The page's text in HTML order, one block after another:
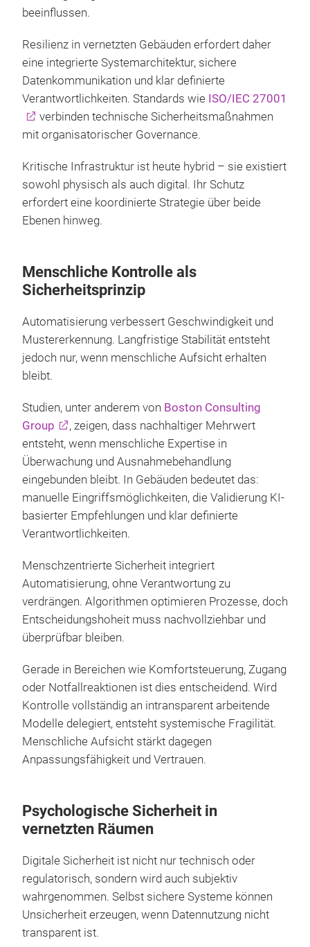
beeinflussen.
Resilienz in vernetzten Gebäuden erfordert daher
eine integrierte Systemarchitektur, sichere
Datenkommunikation und klar definierte
Verantwortlichkeiten. Standards wie ISO/IEC 27001
verbinden technische Sicherheitsmaßnahmen
mit organisatorischer Governance.
Kritische Infrastruktur ist heute hybrid – sie existiert
sowohl physisch als auch digital. Ihr Schutz
erfordert eine koordinierte Strategie über beide
Ebenen hinweg.
Menschliche Kontrolle als
Sicherheitsprinzip
Automatisierung verbessert Geschwindigkeit und
Mustererkennung. Langfristige Stabilität entsteht
jedoch nur, wenn menschliche Aufsicht erhalten
bleibt.
Studien, unter anderem von Boston Consulting
Group
, zeigen, dass nachhaltiger Mehrwert
entsteht, wenn menschliche Expertise in
Überwachung und Ausnahmebehandlung
eingebunden bleibt. In Gebäuden bedeutet das:
manuelle Eingriffsmöglichkeiten, die Validierung KI-
basierter Empfehlungen und klar definierte
Verantwortlichkeiten.
Menschzentrierte Sicherheit integriert
Automatisierung, ohne Verantwortung zu
verdrängen. Algorithmen optimieren Prozesse, doch
Entscheidungshoheit muss nachvollziehbar und
überprüfbar bleiben.
Gerade in Bereichen wie Komfortsteuerung, Zugang
oder Notfallreaktionen ist dies entscheidend. Wird
Kontrolle vollständig an intransparent arbeitende
Modelle delegiert, entsteht systemische Fragilität.
Menschliche Aufsicht stärkt dagegen
Anpassungsfähigkeit und Vertrauen.
Psychologische Sicherheit in
vernetzten Räumen
Digitale Sicherheit ist nicht nur technisch oder
regulatorisch, sondern wird auch subjektiv
wahrgenommen. Selbst sichere Systeme können
Unsicherheit erzeugen, wenn Datennutzung nicht
transparent ist.